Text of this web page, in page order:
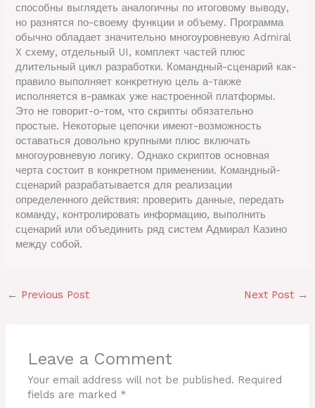
способны выглядеть аналогичны по итоговому выводу,
но разнятся по-своему функции и объему. Программа
обычно обладает значительно многоуровневую Admiral
X схему, отдельный UI, комплект частей плюс
длительный цикл разработки. Командный-сценарий как-
правило выполняет конкретную цель а-также
исполняется в-рамках уже настроенной платформы.
Это не говорит-о-том, что скрипты обязательно
простые. Некоторые цепочки имеют-возможность
оставаться довольно крупными плюс включать
многоуровневую логику. Однако скриптов основная
черта состоит в конкретном применении. Командный-
сценарий разрабатывается для реализации
определенного действия: проверить данные, передать
команду, контролировать информацию, выполнить
сценарий или объединить ряд систем Адмирал Казино
между собой.
← Previous Post Next Post →
Leave a Comment
Your email address will not be published. Required
fields are marked *